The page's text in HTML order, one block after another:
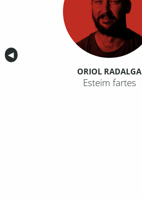
Anterior
◀︎
ORIOL RADALGA
Esteim fartes